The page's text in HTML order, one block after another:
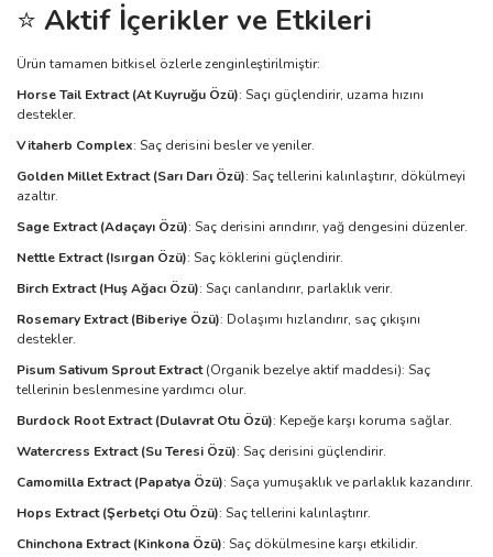
⭐ Aktif İçerikler ve Etkileri
Ürün tamamen bitkisel özlerle zenginleştirilmiştir:
Horse Tail Extract (At Kuyruğu Özü): Saçı güçlendirir, uzama hızını
destekler.
Vitaherb Complex: Saç derisini besler ve yeniler.
Golden Millet Extract (Sarı Darı Özü): Saç tellerini kalınlaştırır, dökülmeyi
azaltır.
Sage Extract (Adaçayı Özü): Saç derisini arındırır, yağ dengesini düzenler.
Nettle Extract (Isırgan Özü): Saç köklerini güçlendirir.
Birch Extract (Huş Ağacı Özü): Saçı canlandırır, parlaklık verir.
Rosemary Extract (Biberiye Özü): Dolaşımı hızlandırır, saç çıkışını
destekler.
Pisum Sativum Sprout Extract(Organik bezelye aktif maddesi): Saç
tellerinin beslenmesine yardımcı olur.
Burdock Root Extract (Dulavrat Otu Özü): Kepeğe karşı koruma sağlar.
Watercress Extract (Su Teresi Özü): Saç derisini güçlendirir.
Camomilla Extract (Papatya Özü): Saça yumuşaklık ve parlaklık kazandırır.
Hops Extract (Şerbetçi Otu Özü): Saç tellerini kalınlaştırır.
Chinchona Extract (Kinkona Özü): Saç dökülmesine karşı etkilidir.